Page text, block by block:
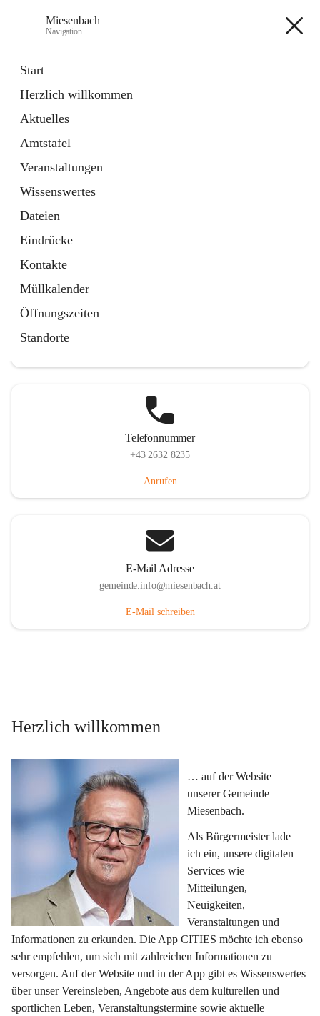
Miesenbach
Navigation
Start
Herzlich willkommen
Aktuelles
Amtstafel
Veranstaltungen
Wissenswertes
Dateien
Eindrücke
Kontakte
Müllkalender
Öffnungszeiten
Standorte
Externe Webseite
in
Tab
Region Schneebergland
Externe Webseite
öffnet
in
neuem
Tab
Telefonnummer
+43 2632 8235
Anrufen
E-Mail Adresse
gemeinde.info@miesenbach.at
E-Mail schreiben
Herzlich willkommen
… auf der Website
unserer Gemeinde
Miesenbach.
Als Bürgermeister lade
ich ein, unsere digitalen
Services wie
Mitteilungen,
Neuigkeiten,
Veranstaltungen und
Informationen zu erkunden. Die App CITIES möchte ich ebenso
sehr empfehlen, um sich mit zahlreichen Informationen zu
versorgen. Auf der Website und in der App gibt es Wissenswertes
über unser Vereinsleben, Angebote aus dem kulturellen und
sportlichen Leben, Veranstaltungstermine sowie aktuelle